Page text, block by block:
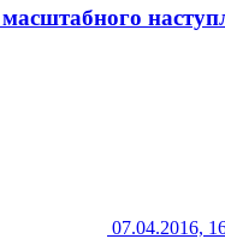
07.04.2016,